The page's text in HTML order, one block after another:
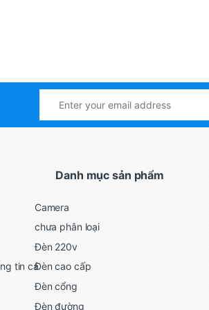
tin cá
Danh mục sản phẩm
Camera
chưa phân loại
Đèn 220v
Đèn cao cấp
Đèn cổng
Đèn đường